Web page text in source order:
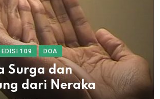
109 DOA
Surga dan
dari Neraka